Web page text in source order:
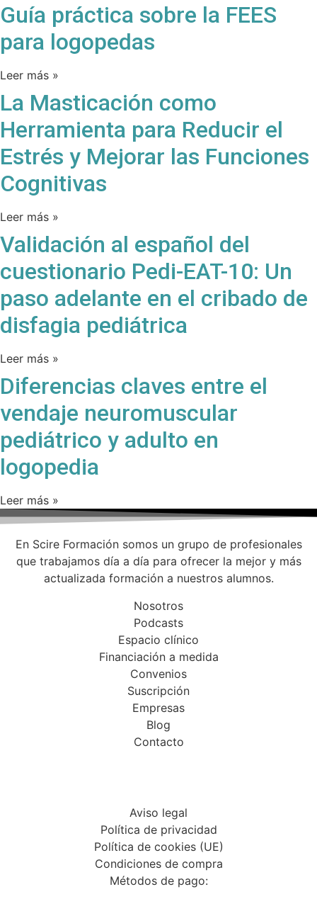
Guía práctica sobre la FEES
para logopedas
Leer más »
La Masticación como
Herramienta para Reducir el
Estrés y Mejorar las Funciones
Cognitivas
Leer más »
Validación al español del
cuestionario Pedi-EAT-10: Un
paso adelante en el cribado de
disfagia pediátrica
Leer más »
Diferencias claves entre el
vendaje neuromuscular
pediátrico y adulto en
logopedia
Leer más »
En Scire Formación somos un grupo de profesionales
que trabajamos día a día para ofrecer la mejor y más
actualizada formación a nuestros alumnos.
Nosotros
Podcasts
Espacio clínico
Financiación a medida
Convenios
Suscripción
Empresas
Blog
Contacto
Aviso legal
Política de privacidad
Política de cookies (UE)
Condiciones de compra
Métodos de pago: